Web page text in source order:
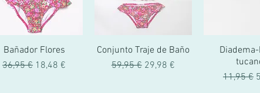
Bañador Flores
Precio
36,95 € Precio de oferta
18,48 €
Conjunto Traje de Baño
Precio
59,95 € Precio de oferta
29,98 €
Precio
11,95 €